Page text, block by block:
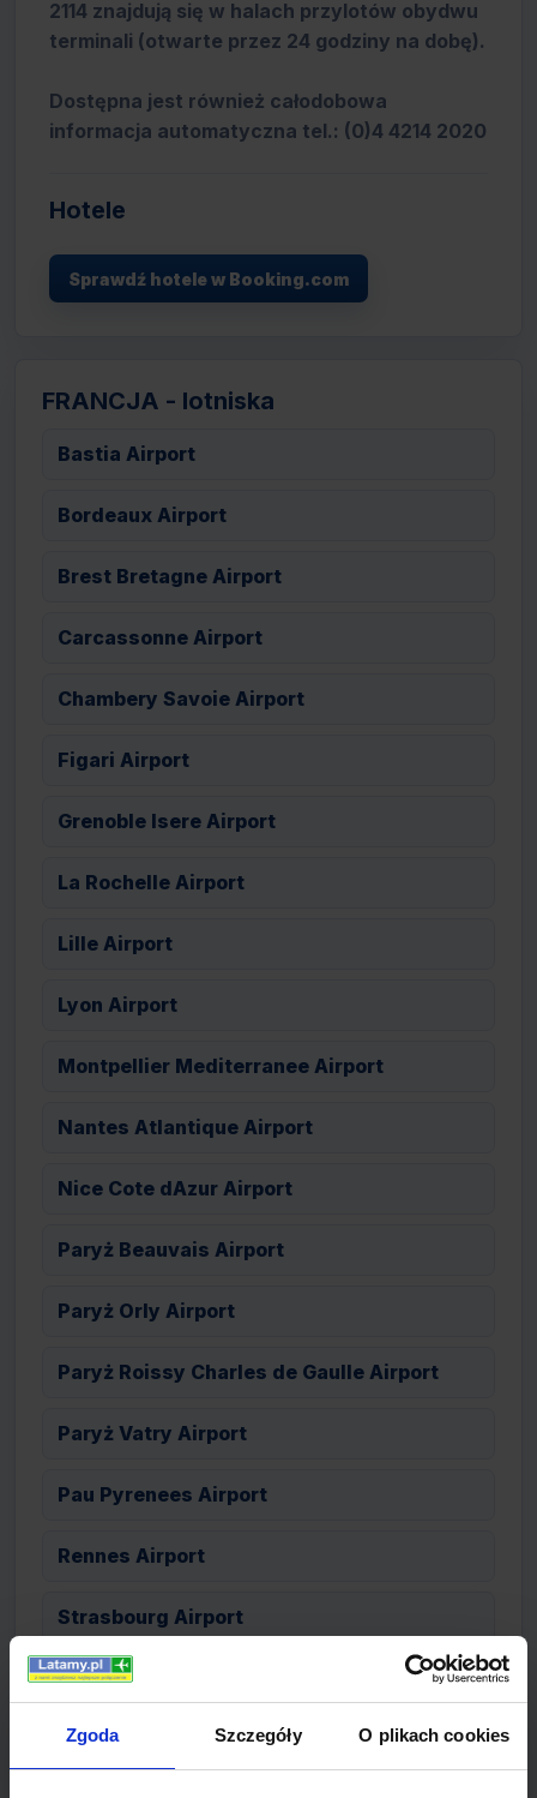
Zgoda Szczegóły O plikach cookies
2114 znajdują się w halach przylotów obydwu
terminali (otwarte przez 24 godziny na dobę).
Dostępna jest również całodobowa
informacja automatyczna tel.: (0)4 4214 2020
Hotele
Sprawdź hotele w Booking.com
FRANCJA - lotniska
Bastia Airport
Bordeaux Airport
Brest Bretagne Airport
Carcassonne Airport
Chambery Savoie Airport
Figari Airport
Grenoble Isere Airport
La Rochelle Airport
Lille Airport
Lyon Airport
Montpellier Mediterranee Airport
Nantes Atlantique Airport
Nice Cote dAzur Airport
Paryż Beauvais Airport
Paryż Orly Airport
Paryż Roissy Charles de Gaulle Airport
Paryż Vatry Airport
Pau Pyrenees Airport
Rennes Airport
Strasbourg Airport
Toulon-Hyeres Airport
Tuluza Airport